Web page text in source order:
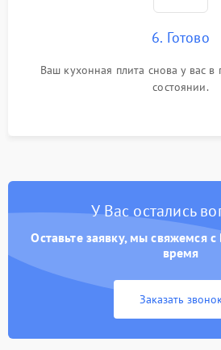
6. Готово
Ваш кухонная плита снова у вас
состоянии.
У Вас остались
Оставьте заявку, мы свяжемся
время
Заказать